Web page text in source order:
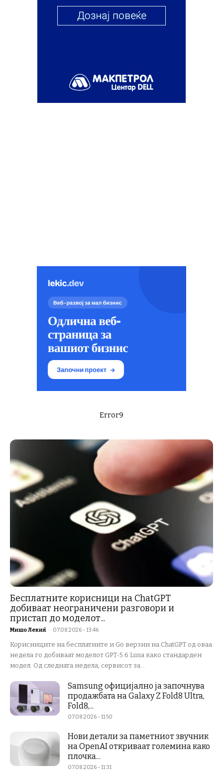
Error9
Бесплатните корисници на ChatGPT
добиваат неограничени разговори и
пристап до моделот...
Мишо Лекиќ - 07.08.2026 - 13:46
Корисниците на бесплатните и Go верзии на ChatGPT од оваа
недела го добиваат моделот GPT-5.6 Luna како стандарден
модел. Од следната недела, сервисот за...
Samsung официјално ја започнува
продажбата на Galaxy Z Fold8 Ultra,
Fold8,...
07.08.2026 - 11:50
Нови детали за паметниот звучник
на OpenAI откриваат големина како
плочка...
07.08.2026 - 11:31